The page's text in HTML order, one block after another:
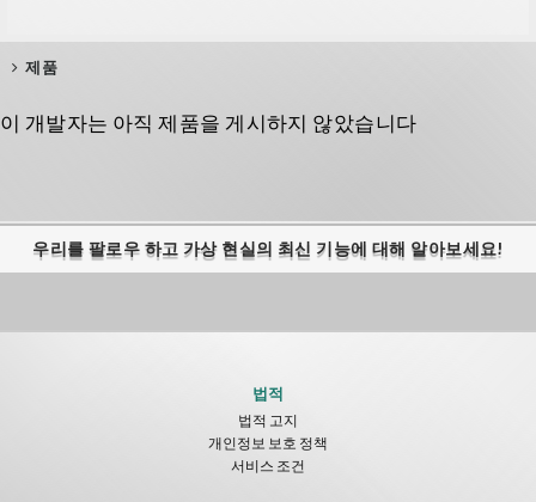
제품
이 개발자는 아직 제품을 게시하지 않았습니다
우리를 팔로우 하고 가상 현실의 최신 기능에 대해 알아보세요!
법적
법적 고지
개인정보 보호 정책
서비스 조건